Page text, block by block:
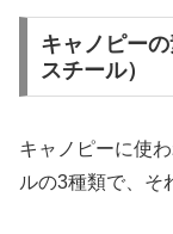
キャノピー
スチール）
キャノピーに使
ルの3種類で、そ